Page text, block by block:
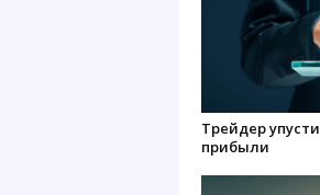
Трейдер
прибыли